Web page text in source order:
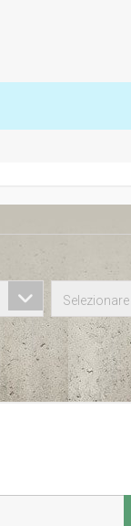
Selezionare